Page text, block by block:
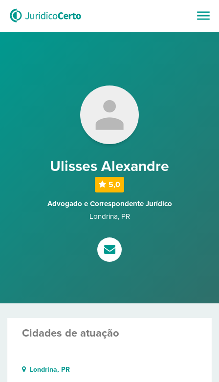
Ulisses Alexandre
5,0
Advogado e Correspondente Jurídico
Londrina, PR
Cidades de atuação
Londrina, PR